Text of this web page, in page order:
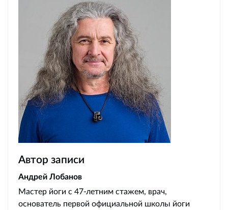
Автор записи
Андрей Лобанов
Мастер йоги с 47-летним стажем, врач,
основатель первой официальной школы йоги